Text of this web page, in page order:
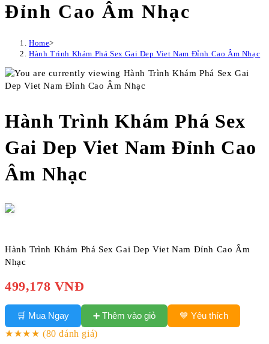
Đỉnh Cao Âm Nhạc
Home>
Hành Trình Khám Phá Sex Gai Dep Viet Nam Đỉnh Cao Âm Nhạc
Hành Trình Khám Phá Sex
Gai Dep Viet Nam Đỉnh Cao
Âm Nhạc
Hành Trình Khám Phá Sex Gai Dep Viet Nam Đỉnh Cao Âm
Nhạc
499,178 VNĐ
🛒 Mua Ngay ➕ Thêm vào giỏ
💙 Yêu thích
★★★★ (80 đánh giá)